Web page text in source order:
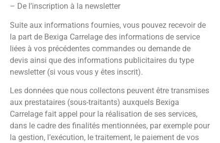
– De l’inscription à la newsletter
Suite aux informations fournies, vous pouvez recevoir de
la part de Bexiga Carrelage des informations de service
liées à vos précédentes commandes ou demande de
devis ainsi que des informations publicitaires du type
newsletter (si vous vous y êtes inscrit).
Les données que nous collectons peuvent être transmises
aux prestataires (sous-traitants) auxquels Bexiga
Carrelage fait appel pour la réalisation de ses services,
dans le cadre des finalités mentionnées, par exemple pour
la gestion, l’exécution, le traitement, le paiement de vos